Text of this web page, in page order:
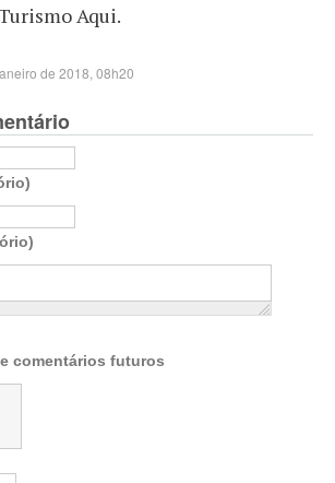
Aqui.
de 2018, 08h20
comentários futuros